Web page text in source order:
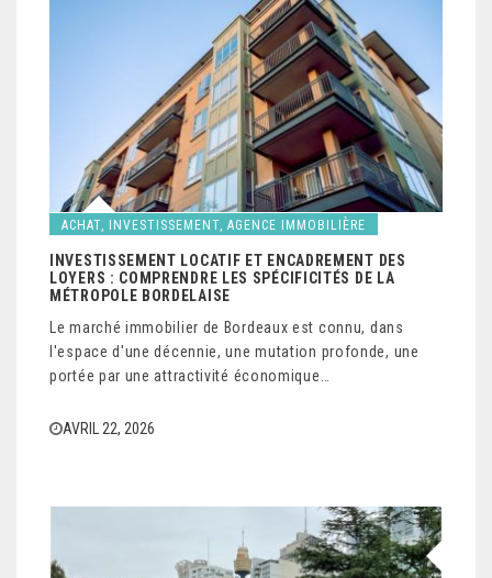
ACHAT, INVESTISSEMENT, AGENCE IMMOBILIÈRE
INVESTISSEMENT LOCATIF ET ENCADREMENT DES
LOYERS : COMPRENDRE LES SPÉCIFICITÉS DE LA
MÉTROPOLE BORDELAISE
Le marché immobilier de Bordeaux est connu, dans
l'espace d'une décennie, une mutation profonde, une
portée par une attractivité économique…
AVRIL 22, 2026